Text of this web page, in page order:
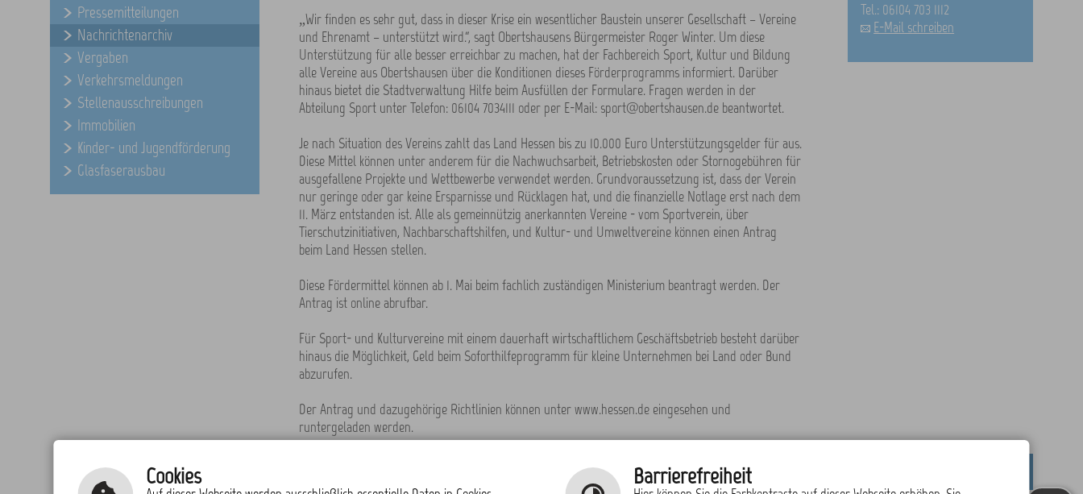
Pressemitteilungen
Nachrichtenarchiv
Vergaben
Verkehrsmeldungen
Stellenausschreibungen
Immobilien
Kinder- und Jugendförderung
Glasfaserausbau
„Wir finden es sehr gut, dass in dieser Krise ein wesentlicher Baustein unserer Gesellschaft – Vereine
und Ehrenamt – unterstützt wird.“, sagt Obertshausens Bürgermeister Roger Winter. Um diese
Unterstützung für alle besser erreichbar zu machen, hat der Fachbereich Sport, Kultur und Bildung
alle Vereine aus Obertshausen über die Konditionen dieses Förderprogramms informiert. Darüber
hinaus bietet die Stadtverwaltung Hilfe beim Ausfüllen der Formulare. Fragen werden in der
Abteilung Sport unter Telefon: 06104 7034111 oder per E-Mail: sport@obertshausen.de beantwortet.
Je nach Situation des Vereins zahlt das Land Hessen bis zu 10.000 Euro Unterstützungsgelder für aus.
Diese Mittel können unter anderem für die Nachwuchsarbeit, Betriebskosten oder Stornogebühren für
ausgefallene Projekte und Wettbewerbe verwendet werden. Grundvoraussetzung ist, dass der Verein
nur geringe oder gar keine Ersparnisse und Rücklagen hat, und die finanzielle Notlage erst nach dem
11. März entstanden ist. Alle als gemeinnützig anerkannten Vereine - vom Sportverein, über
Tierschutzinitiativen, Nachbarschaftshilfen, und Kultur- und Umweltvereine können einen Antrag
beim Land Hessen stellen.
Diese Fördermittel können ab 1. Mai beim fachlich zuständigen Ministerium beantragt werden. Der
Antrag ist online abrufbar.
Für Sport- und Kulturvereine mit einem dauerhaft wirtschaftlichem Geschäftsbetrieb besteht darüber
hinaus die Möglichkeit, Geld beim Soforthilfeprogramm für kleine Unternehmen bei Land oder Bund
abzurufen.
Der Antrag und dazugehörige Richtlinien können unter www.hessen.de eingesehen und
runtergeladen werden.
Tel.: 06104 703 1112
E-Mail schreiben
Cookies Barrierefreiheit